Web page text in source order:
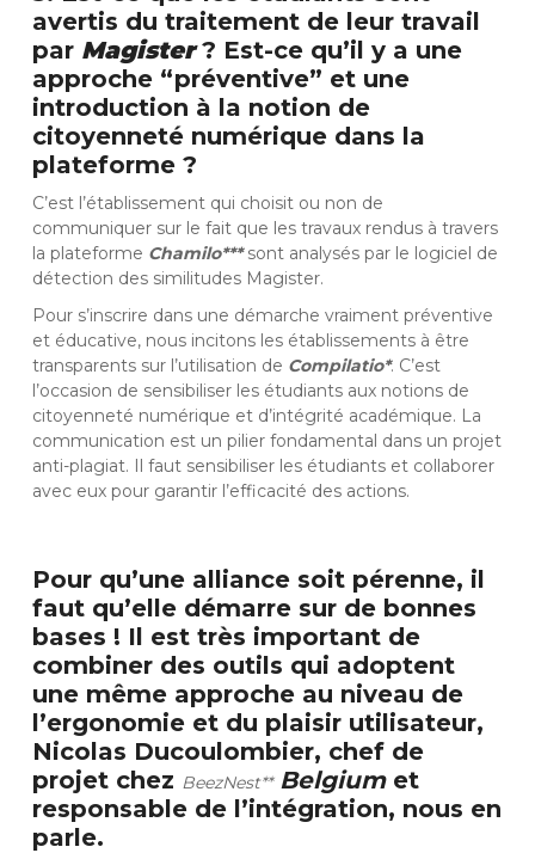
avertis du traitement de leur travail
par Magister? Est-ce qu’il y a une
approche “préventive” et une
introduction à la notion de
citoyenneté numérique dans la
plateforme ?
C’est l’établissement qui choisit ou non de
communiquer sur le fait que les travaux rendus à travers
la plateforme Chamilo***sont analysés par le logiciel de
détection des similitudes Magister.
Pour s’inscrire dans une démarche vraiment préventive
et éducative, nous incitons les établissements à être
transparents sur l’utilisation de Compilatio*. C’est
l’occasion de sensibiliser les étudiants aux notions de
citoyenneté numérique et d’intégrité académique. La
communication est un pilier fondamental dans un projet
anti-plagiat. Il faut sensibiliser les étudiants et collaborer
avec eux pour garantir l’efficacité des actions.
Pour qu’une alliance soit pérenne, il
faut qu’elle démarre sur de bonnes
bases ! Il est très important de
combiner des outils qui adoptent
une même approche au niveau de
l’ergonomie et du plaisir utilisateur,
Nicolas Ducoulombier, chef de
projet chez BeezNest**Belgiumet
responsable de l’intégration, nous en
parle.